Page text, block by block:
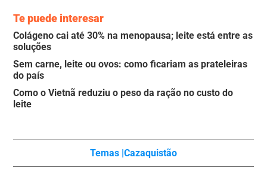
Te puede interesar
Colágeno cai até 30% na menopausa; leite está entre as
soluções
Sem carne, leite ou ovos: como ficariam as prateleiras
do país
Como o Vietnã reduziu o peso da ração no custo do
leite
Temas |Cazaquistão